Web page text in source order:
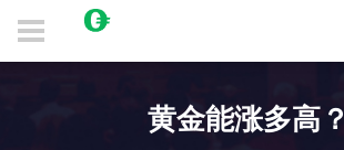
黄金能涨多高？